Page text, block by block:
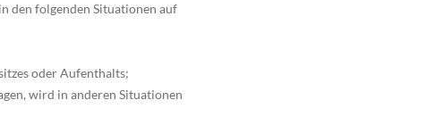
den folgenden Situationen auf
oder Aufenthalts;
wird in anderen Situationen